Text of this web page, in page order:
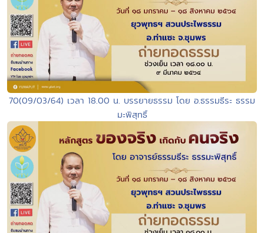
70(09/03/64) เวลา 18.00 น. บรรยายธรรม โดย อ.ธรรมธีระ ธรรม
มะพิสุทธิ์